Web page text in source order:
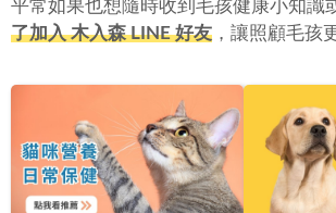
平常如果也想隨時收到毛孩健康小知識
了加入 木入森 LINE 好友 ，讓照顧毛孩